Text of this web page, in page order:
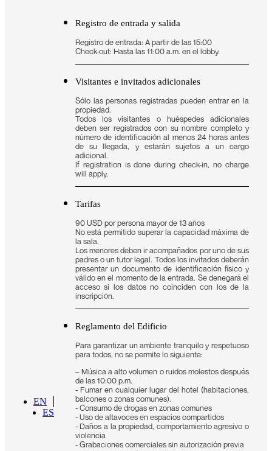
EN
ES
Registro de entrada y salida
Registro de entrada: A partir de las 15:00
Check-out: Hasta las 11:00 a.m. en el lobby.
Visitantes e invitados adicionales
Sólo las personas registradas pueden entrar en la
propiedad.
Todos los visitantes o huéspedes adicionales
deben ser registrados con su nombre completo y
número de identificación al menos 24 horas antes
de su llegada, y estarán sujetos a un cargo
adicional.
If registration is done during check-in, no charge
will apply.
Tarifas
90 USD por persona mayor de 13 años
No está permitido superar la capacidad máxima de
la sala.
Los menores deben ir acompañados por uno de sus
padres o un tutor legal. Todos los invitados deberán
presentar un documento de identificación físico y
válido en el momento de la entrada. Se denegará el
acceso si los datos no coinciden con los de la
inscripción.
Reglamento del Edificio
Para garantizar un ambiente tranquilo y respetuoso
para todos, no se permite lo siguiente:
– Música a alto volumen o ruidos molestos después
de las 10:00 p.m.
- Fumar en cualquier lugar del hotel (habitaciones,
balcones o zonas comunes).
- Consumo de drogas en zonas comunes
- Uso de altavoces en espacios compartidos
- Daños a la propiedad, comportamiento agresivo o
violencia
- Grabaciones comerciales sin autorización previa